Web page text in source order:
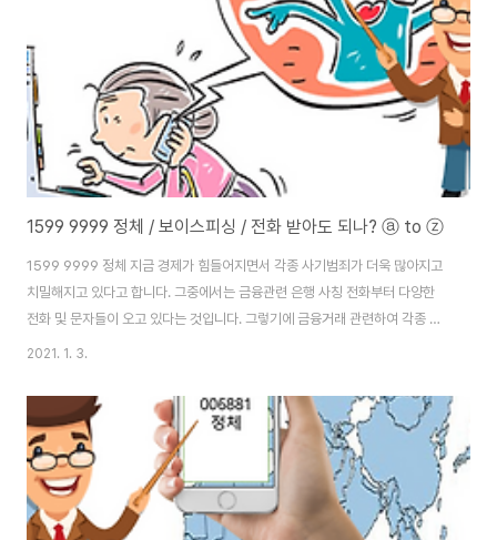
다고 합니다. 그중에서는 금융관련 은행 사칭 전화부터 다양한 전화 및 문자들
이 오고 있다는 것입니다. ou..
1599 9999 정체 / 보이스피싱 / 전화 받아도 되나? ⓐ to ⓩ
1599 9999 정체 지금 경제가 힘들어지면서 각종 사기범죄가 더욱 많아지고
치밀해지고 있다고 합니다. 그중에서는 금융관련 은행 사칭 전화부터 다양한
전화 및 문자들이 오고 있다는 것입니다. 그렇기에 금융거래 관련하여 각종 사
기문제들이 많아지고 있습니다. 그중에 1599 9999 라는 번호가 있습니다.
999 정체 받아야 되나? 우선 가장 중요한 결론부터 말씀드리겠습니다. 1599
9999 전화는 KB국민은행의 대표 전화번호 입니다. 이외에도 KB국민은행 번
호는 1588 9999 / 1644 9999 번이 있습니다. 그리고 kb은행의 고객센터
말고 상담 전용 전화는 1800 9999 번이 있습니다. 어르신들 전용 상담 전화
는..
2021. 1. 3.